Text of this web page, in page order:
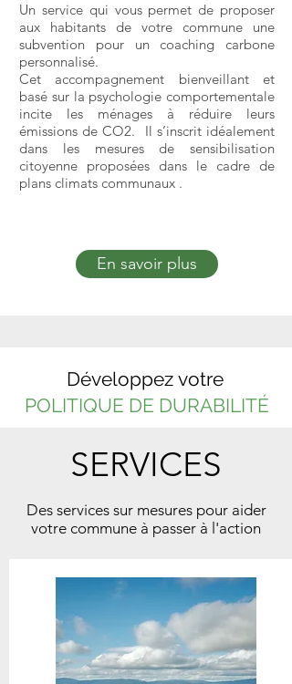
Un service qui vous permet de proposer
aux habitants de votre commune une
subvention pour un coaching carbone
personnalisé.
Cet accompagnement bienveillant et
basé sur la psychologie comportementale
incite les ménages à réduire leurs
émissions de CO2. Il s’inscrit idéalement
dans les mesures de sensibilisation
citoyenne proposées dans le cadre de
plans climats communaux .
En savoir plus
SERVICES
Des services sur mesures pour aider
votre commune à passer à l'action
Développez votre
POLITIQUE DE DURABILITÉ